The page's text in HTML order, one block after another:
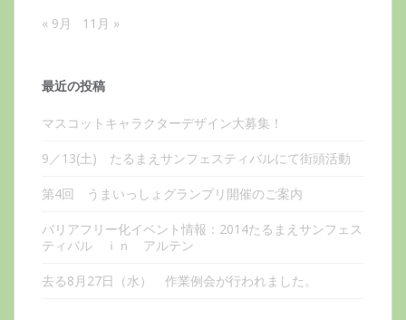
« 9月 11月 »
最近の投稿
マスコットキャラクターデザイン大募集！
9／13(土) たるまえサンフェスティバルにて街頭活動
第4回 うまいっしょグランプリ開催のご案内
バリアフリー化イベント情報：2014たるまえサンフェス
ティバル ｉｎ アルテン
去る8月27日（水） 作業例会が行われました。